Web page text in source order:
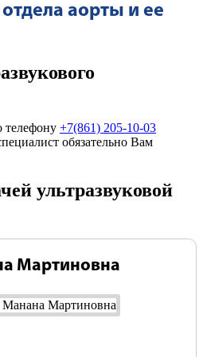
аорты и ее
телефону +7(861) 205-10-03
обязательно Вам
ультразвуковой
Мартиновна